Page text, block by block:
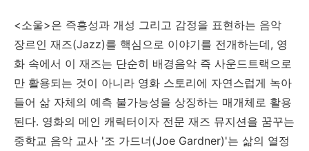
<소울>은 즉흥성과 개성 그리고 감정을 표현하는 음악
장르인 재즈(Jazz)를 핵심으로 이야기를 전개하는데, 영
화 속에서 이 재즈는 단순히 배경음악 즉 사운드트랙으로
만 활용되는 것이 아니라 영화 스토리에 자연스럽게 녹아
들어 삶 자체의 예측 불가능성을 상징하는 매개체로 활용
된다. 영화의 메인 캐릭터이자 전문 재즈 뮤지션을 꿈꾸는
중학교 음악 교사 '조 가드너(Joe Gardner)'는 삶의 열정